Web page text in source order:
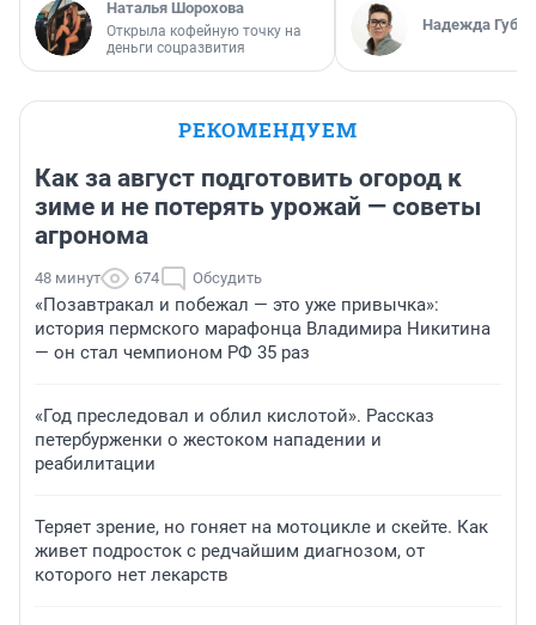
Наталья Шорохова
Открыла кофейную точку на
деньги соцразвития
Надежда
РЕКОМЕНДУЕМ
Как за август подготовить огород к
зиме и не потерять урожай — советы
агронома
48 минут 674 Обсудить
«Позавтракал и побежал — это уже привычка»:
история пермского марафонца Владимира Никитина
— он стал чемпионом РФ 35 раз
«Год преследовал и облил кислотой». Рассказ
петербурженки о жестоком нападении и
реабилитации
Теряет зрение, но гоняет на мотоцикле и скейте. Как
живет подросток с редчайшим диагнозом, от
которого нет лекарств